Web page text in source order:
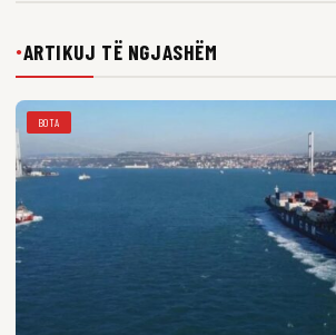
●ARTIKUJ TË NGJASHËM
BOTA